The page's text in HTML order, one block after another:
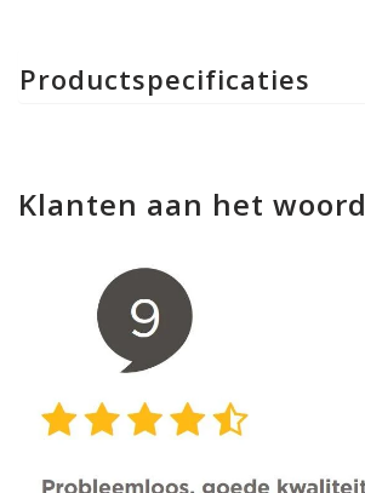
Productspecificaties
Klanten aan het woord